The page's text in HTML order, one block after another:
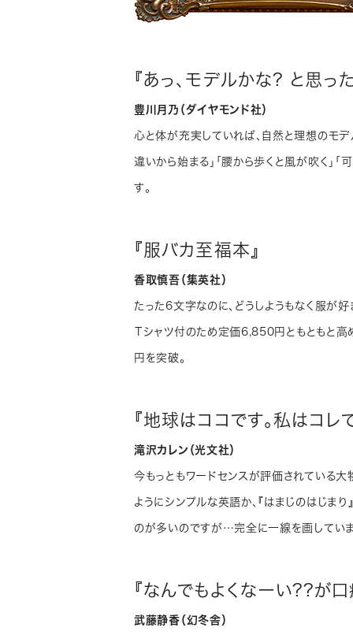
『あっ、モデルかな? と思っ
豊川月乃（ダイヤモンド社）
心と体が充実していれば、自然と理想のモデ
違いから始まる」「腰から歩くと風が吹く」
す。
『服バカ至福本』
香取慎吾（集英社）
たった6文字なのに、どうしようもなく服が
Ｔシャツ付のため定価6,850円ともともと
円を突破。
『地球はココです。私はコレで
滝沢カレン（光文社）
今もっともワードセンスが評価されている大
ようにシンプルな英語か、『はまじのはじま
のが多いのですが…完全に一線を画してい
『なんでもよくなーい??が口
武藤静香（幻冬舎）